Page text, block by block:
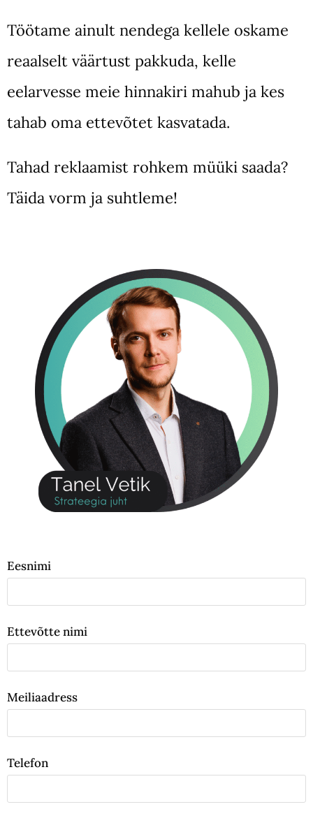
Töötame ainult nendega kellele oskame
reaalselt väärtust pakkuda, kelle
eelarvesse meie hinnakiri mahub ja kes
tahab oma ettevõtet kasvatada.
Tahad reklaamist rohkem müüki saada?
Täida vorm ja suhtleme!
Eesnimi
Ettevõtte nimi
Meiliaadress
Telefon